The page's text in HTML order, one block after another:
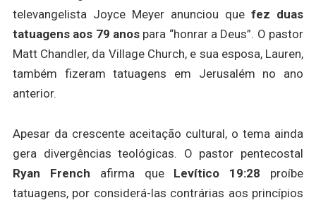
televangelista Joyce Meyer anunciou quefez duas
tatuagens aos 79 anospara “honrar a Deus”. O pastor
Matt Chandler, da Village Church, e sua esposa, Lauren,
também fizeram tatuagens em Jerusalém no ano
anterior.
Apesar da crescente aceitação cultural, o tema ainda
gera divergências teológicas. O pastor pentecostal
Ryan French afirma que Levítico 19:28 proíbe
tatuagens, por considerá-las contrárias aos princípios